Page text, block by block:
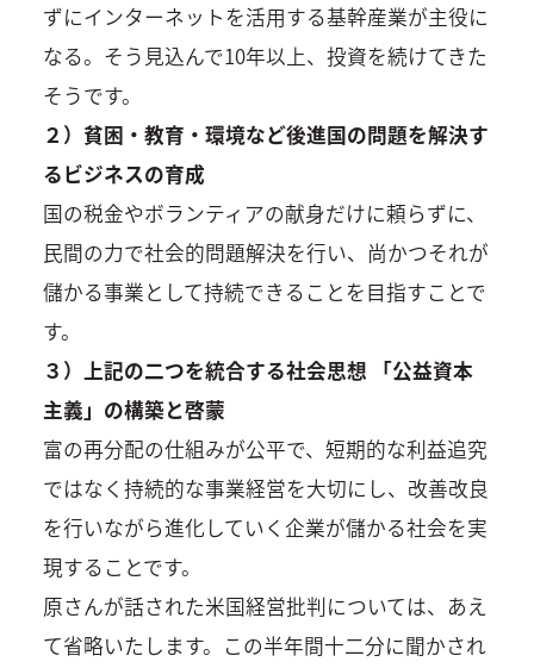
ずにインターネットを活用する基幹産業が主役に
なる。そう見込んで10年以上、投資を続けてきた
そうです。
２）貧困・教育・環境など後進国の問題を解決す
るビジネスの育成
国の税金やボランティアの献身だけに頼らずに、
民間の力で社会的問題解決を行い、尚かつそれが
儲かる事業として持続できることを目指すことで
す。
３）上記の二つを統合する社会思想 「公益資本
主義」の構築と啓蒙
富の再分配の仕組みが公平で、短期的な利益追究
ではなく持続的な事業経営を大切にし、改善改良
を行いながら進化していく企業が儲かる社会を実
現することです。
原さんが話された米国経営批判については、あえ
て省略いたします。この半年間十二分に聞かされ